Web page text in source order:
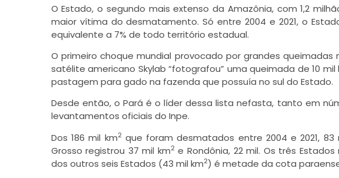
O Estado, o segundo mais extenso da Amazônia, com 1,2
maior vítima do desmatamento. Só entre 2004 e 2021, o
equivalente a 7% de todo território estadual.
O primeiro choque mundial provocado por grandes queimadas
satélite americano Skylab “fotografou” uma queimada de 10
pastagem para gado na fazenda que possuía no sul do Estado.
Desde então, o Pará é o líder dessa lista nefasta, tanto em
levantamentos oficiais do Inpe.
Dos 186 mil km2que foram desmatados entre 2004 e 2021, 83
Grosso registrou 37 mil km2e Rondônia, 22 mil. Os três
dos outros seis Estados (43 mil km2) é metade da cota